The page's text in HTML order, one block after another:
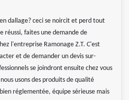
dallage? ceci se noircit et perd tout
réussi, faites une demande de
l'entreprise Ramonage Z.T. C'est
et de demander un devis sur-
se joindront ensuite chez vous
usons des produits de qualité
réglementée, équipe sérieuse mais